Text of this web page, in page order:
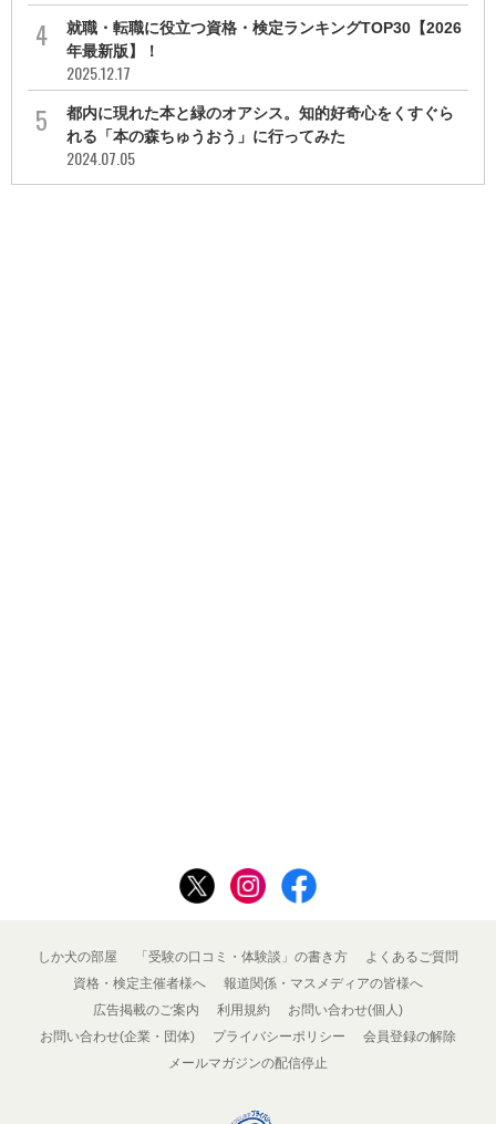
就職・転職に役立つ資格・検定ランキングTOP30【2026
年最新版】！
2025.12.17
都内に現れた本と緑のオアシス。知的好奇心をくすぐら
れる「本の森ちゅうおう」に行ってみた
2024.07.05
しか犬の部屋 「受験の口コミ・体験談」の書き方
よくあるご質問
資格・検定主催者様へ
報道関係・マスメディアの皆様へ
広告掲載のご案内
利用規約
お問い合わせ(個人)
お問い合わせ(企業・団体)
プライバシーポリシー
会員登録の解除
メールマガジンの配信停止